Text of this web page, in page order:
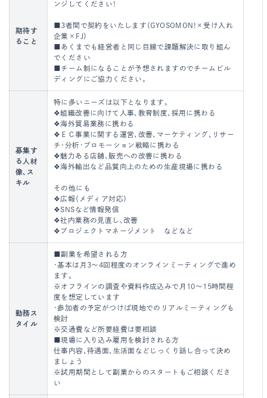
期待す
ること
ンジしてください！
■3者間で契約をいたします（GYOSOMON!×受け入れ
企業×FJ）
■あくまでも経営者と同じ目線で課題解決に取り組ん
でください
■チーム制になることが予想されますのでチームビル
ディングにご協力ください。
募集す
る人材
像、ス
キル
特に多いニーズは以下となります。
❖組織改善に向けて人事、教育制度、採用に携わる
❖海外貿易業務に携わる
❖ＥＣ事業に関する運営、改善、マーケティング、リサー
チ・分析・プロモーション戦略に携わる
❖魅力ある店舗、販売への改善に携わる
❖海外輸出など品質向上のための生産現場に携わる
その他にも
❖広報（メディア対応）
❖SNSなど情報発信
❖社内業務の見直し、改善
❖プロジェクトマネージメント などなど
勤務ス
タイル
■副業を希望される方
・基本は月3～4回程度のオンラインミーティングで進め
ます。
※オフラインの調査や資料作成込みで月10～15時間程
度を想定しています
・参加者の予定がつけば現地でのリアルミーティングも
検討
※交通費など所要経費は要相談
■現場に入り込み雇用を検討される方
仕事内容、待遇面、生活面などじっくり話し合って決め
ましょう
※試用期間として副業からのスタートもご相談くださ
い